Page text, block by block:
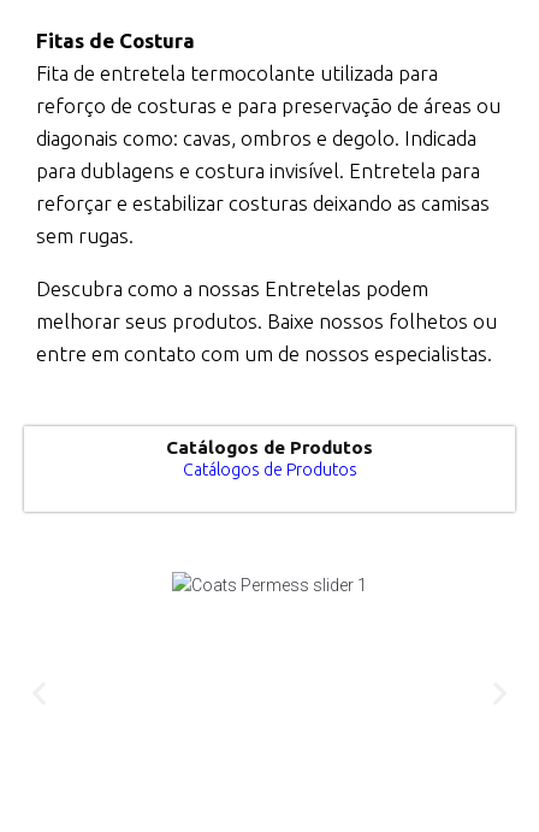
Fitas de Costura
Fita de entretela termocolante utilizada para
reforço de costuras e para preservação de áreas ou
diagonais como: cavas, ombros e degolo. Indicada
para dublagens e costura invisível. Entretela para
reforçar e estabilizar costuras deixando as camisas
sem rugas.
Descubra como a nossas Entretelas podem
melhorar seus produtos. Baixe nossos folhetos ou
entre em contato com um de nossos especialistas.
Catálogos de Produtos
Catálogos de Produtos